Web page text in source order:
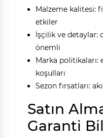
Malzeme kalitesi:
etkiler
İşçilik ve detaylar:
önemli
Marka
koşulları
Sezon fırsatları:
Satın
Garanti